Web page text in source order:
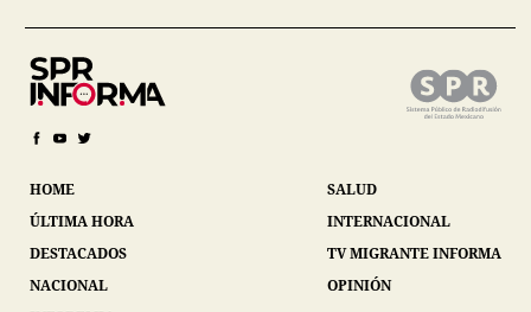
HOME
ÚLTIMA HORA
DESTACADOS
NACIONAL
SALUD
INTERNACIONAL
TV MIGRANTE INFORMA
OPINIÓN